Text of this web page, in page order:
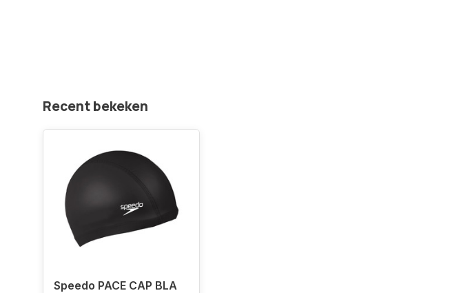
Recent bekeken
Speedo PACE CAP BLA